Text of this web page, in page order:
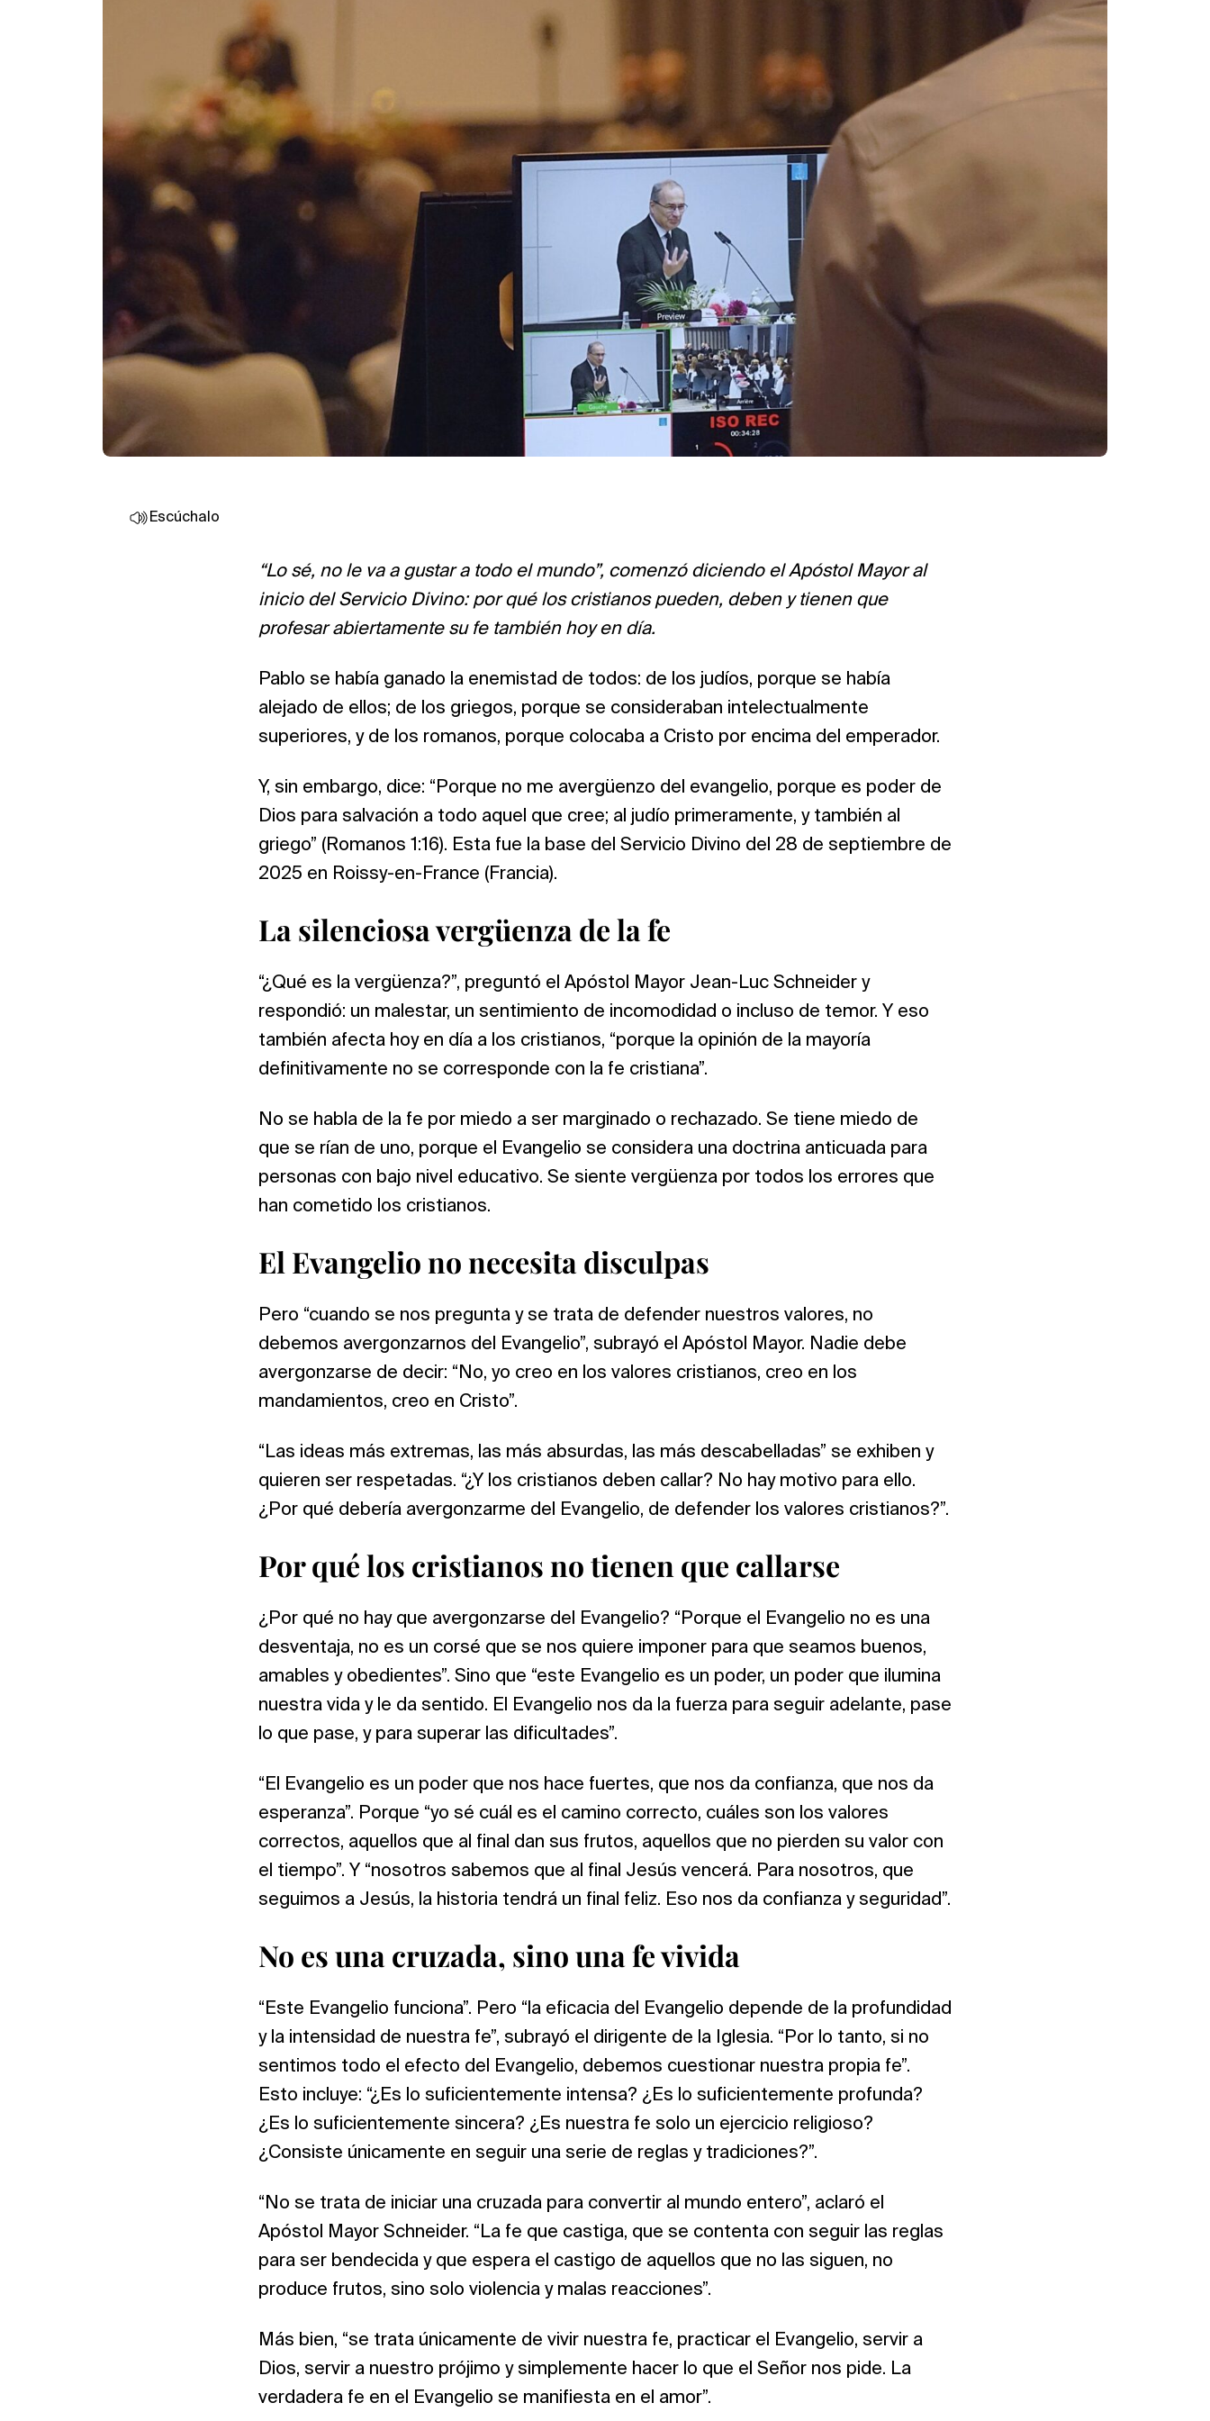
Escúchalo
“Lo sé, no le va a gustar a todo el mundo”, comenzó diciendo el Apóstol Mayor al
inicio del Servicio Divino: por qué los cristianos pueden, deben y tienen que
profesar abiertamente su fe también hoy en día.
Pablo se había ganado la enemistad de todos: de los judíos, porque se había
alejado de ellos; de los griegos, porque se consideraban intelectualmente
superiores, y de los romanos, porque colocaba a Cristo por encima del emperador.
Y, sin embargo, dice: “Porque no me avergüenzo del evangelio, porque es poder de
Dios para salvación a todo aquel que cree; al judío primeramente, y también al
griego” (Romanos 1:16). Esta fue la base del Servicio Divino del 28 de septiembre de
2025 en Roissy-en-France (Francia).
La silenciosa vergüenza de la fe
“¿Qué es la vergüenza?”, preguntó el Apóstol Mayor Jean-Luc Schneider y
respondió: un malestar, un sentimiento de incomodidad o incluso de temor. Y eso
también afecta hoy en día a los cristianos, “porque la opinión de la mayoría
definitivamente no se corresponde con la fe cristiana”.
No se habla de la fe por miedo a ser marginado o rechazado. Se tiene miedo de
que se rían de uno, porque el Evangelio se considera una doctrina anticuada para
personas con bajo nivel educativo. Se siente vergüenza por todos los errores que
han cometido los cristianos.
El Evangelio no necesita disculpas
Pero “cuando se nos pregunta y se trata de defender nuestros valores, no
debemos avergonzarnos del Evangelio”, subrayó el Apóstol Mayor. Nadie debe
avergonzarse de decir: “No, yo creo en los valores cristianos, creo en los
mandamientos, creo en Cristo”.
“Las ideas más extremas, las más absurdas, las más descabelladas” se exhiben y
quieren ser respetadas. “¿Y los cristianos deben callar? No hay motivo para ello.
¿Por qué debería avergonzarme del Evangelio, de defender los valores cristianos?”.
Por qué los cristianos no tienen que callarse
¿Por qué no hay que avergonzarse del Evangelio? “Porque el Evangelio no es una
desventaja, no es un corsé que se nos quiere imponer para que seamos buenos,
amables y obedientes”. Sino que “este Evangelio es un poder, un poder que ilumina
nuestra vida y le da sentido. El Evangelio nos da la fuerza para seguir adelante, pase
lo que pase, y para superar las dificultades”.
“El Evangelio es un poder que nos hace fuertes, que nos da confianza, que nos da
esperanza”. Porque “yo sé cuál es el camino correcto, cuáles son los valores
correctos, aquellos que al final dan sus frutos, aquellos que no pierden su valor con
el tiempo”. Y “nosotros sabemos que al final Jesús vencerá. Para nosotros, que
seguimos a Jesús, la historia tendrá un final feliz. Eso nos da confianza y seguridad”.
No es una cruzada, sino una fe vivida
“Este Evangelio funciona”. Pero “la eficacia del Evangelio depende de la profundidad
y la intensidad de nuestra fe”, subrayó el dirigente de la Iglesia. “Por lo tanto, si no
sentimos todo el efecto del Evangelio, debemos cuestionar nuestra propia fe”.
Esto incluye: “¿Es lo suficientemente intensa? ¿Es lo suficientemente profunda?
¿Es lo suficientemente sincera? ¿Es nuestra fe solo un ejercicio religioso?
¿Consiste únicamente en seguir una serie de reglas y tradiciones?”.
“No se trata de iniciar una cruzada para convertir al mundo entero”, aclaró el
Apóstol Mayor Schneider. “La fe que castiga, que se contenta con seguir las reglas
para ser bendecida y que espera el castigo de aquellos que no las siguen, no
produce frutos, sino solo violencia y malas reacciones”.
Más bien, “se trata únicamente de vivir nuestra fe, practicar el Evangelio, servir a
Dios, servir a nuestro prójimo y simplemente hacer lo que el Señor nos pide. La
verdadera fe en el Evangelio se manifiesta en el amor”.